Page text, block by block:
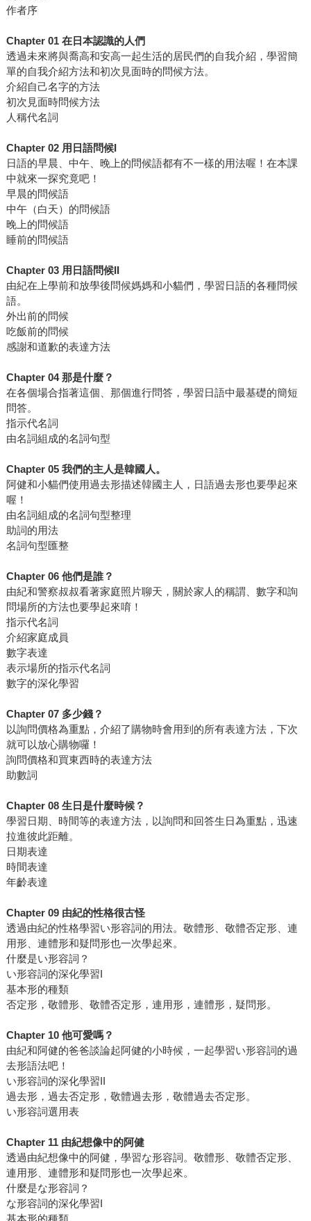
作者序
Chapter 01 在日本認識的人們
透過未來將與喬高和安高一起生活的居民們的自我介紹，學習簡
單的自我介紹方法和初次見面時的問候方法。
介紹自己名字的方法
初次見面時問候方法
人稱代名詞
Chapter 02 用日語問候I
日語的早晨、中午、晚上的問候語都有不一樣的用法喔！在本課
中就來一探究竟吧！
早晨的問候語
中午（白天）的問候語
晚上的問候語
睡前的問候語
Chapter 03 用日語問候II
由紀在上學前和放學後問候媽媽和小貓們，學習日語的各種問候
語。
外出前的問候
吃飯前的問候
感謝和道歉的表達方法
Chapter 04 那是什麼？
在各個場合指著這個、那個進行問答，學習日語中最基礎的簡短
問答。
指示代名詞
由名詞組成的名詞句型
Chapter 05 我們的主人是韓國人。
阿健和小貓們使用過去形描述韓國主人，日語過去形也要學起來
喔！
由名詞組成的名詞句型整理
助詞的用法
名詞句型匯整
Chapter 06 他們是誰？
由紀和警察叔叔看著家庭照片聊天，關於家人的稱謂、數字和詢
問場所的方法也要學起來唷！
指示代名詞
介紹家庭成員
數字表達
表示場所的指示代名詞
數字的深化學習
Chapter 07 多少錢？
以詢問價格為重點，介紹了購物時會用到的所有表達方法，下次
就可以放心購物囉！
詢問價格和買東西時的表達方法
助數詞
Chapter 08 生日是什麼時候？
學習日期、時間等的表達方法，以詢問和回答生日為重點，迅速
拉進彼此距離。
日期表達
時間表達
年齡表達
Chapter 09 由紀的性格很古怪
透過由紀的性格學習い形容詞的用法。敬體形、敬體否定形、連
用形、連體形和疑問形也一次學起來。
什麼是い形容詞？
い形容詞的深化學習I
基本形的種類
否定形，敬體形、敬體否定形，連用形，連體形，疑問形。
Chapter 10 他可愛嗎？
由紀和阿健的爸爸談論起阿健的小時候，一起學習い形容詞的過
去形語法吧！
い形容詞的深化學習II
過去形，過去否定形，敬體過去形，敬體過去否定形。
い形容詞選用表
Chapter 11 由紀想像中的阿健
透過由紀想像中的阿健，學習な形容詞。敬體形、敬體否定形、
連用形、連體形和疑問形也一次學起來。
什麼是な形容詞？
な形容詞的深化學習I
基本形的種類